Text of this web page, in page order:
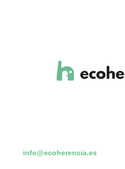
info@ecoherencia.es